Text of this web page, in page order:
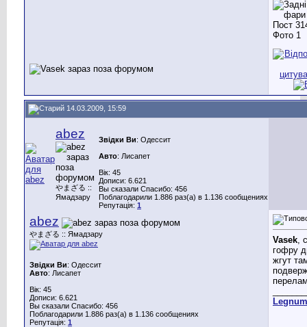
14.03.2009, 15:59
abez
やまざる ::
Ямадзару
Звідки Ви: Одессит
Авто: Лисапет
Вік: 45
Дописи: 6.621
Вы сказали Спасибо: 456
Поблагодарили 1.886 раз(а) в 1.136 сообщениях
Репутація: 1
abez
やまざる :: Ямадзару
Звідки Ви: Одессит
Авто: Лисапет
Вік: 45
Дописи: 6.621
Вы сказали Спасибо: 456
Поблагодарили 1.886 раз(а) в 1.136 сообщениях
Репутація: 1
Vasek ,
гофру
жгут
Legnum